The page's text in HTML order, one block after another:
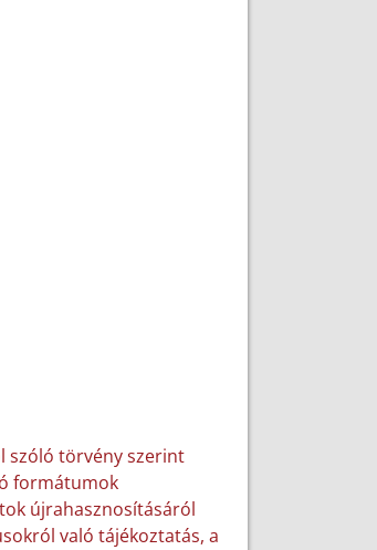
szóló törvény szerint
formátumok
újrahasznosításáról
való tájékoztatás, a